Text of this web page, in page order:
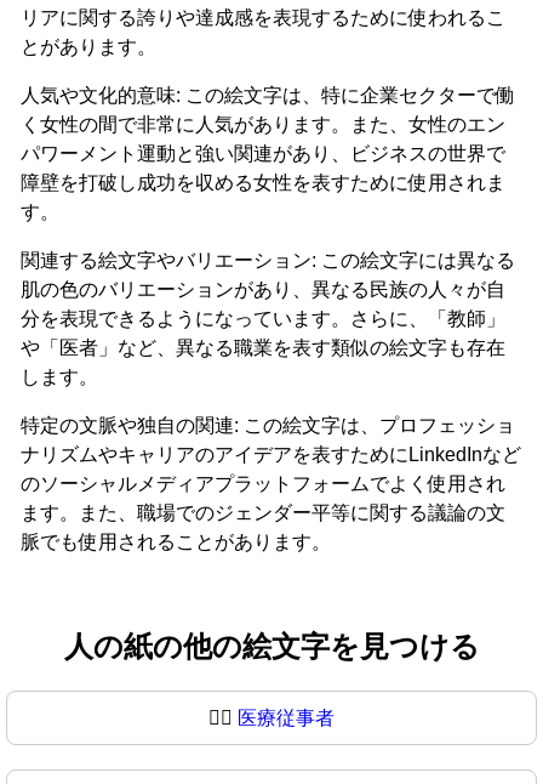
リアに関する誇りや達成感を表現するために使われるこ
とがあります。
人気や文化的意味: この絵文字は、特に企業セクターで働
く女性の間で非常に人気があります。また、女性のエン
パワーメント運動と強い関連があり、ビジネスの世界で
障壁を打破し成功を収める女性を表すために使用されま
す。
関連する絵文字やバリエーション: この絵文字には異なる
肌の色のバリエーションがあり、異なる民族の人々が自
分を表現できるようになっています。さらに、「教師」
や「医者」など、異なる職業を表す類似の絵文字も存在
します。
特定の文脈や独自の関連: この絵文字は、プロフェッショ
ナリズムやキャリアのアイデアを表すためにLinkedInなど
のソーシャルメディアプラットフォームでよく使用され
ます。また、職場でのジェンダー平等に関する議論の文
脈でも使用されることがあります。
人の紙の他の絵文字を見つける
🧑‍⚕️ 医療従事者